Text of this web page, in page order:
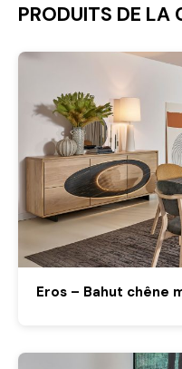
PRODUITS DE LA
Eros – Bahut chêne